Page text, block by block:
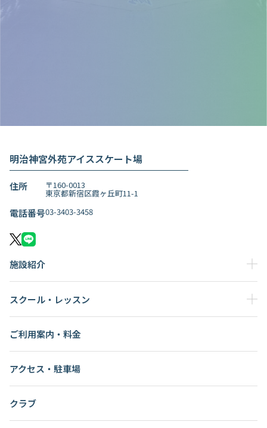
明治神宮外苑アイススケート場
住所 〒160-0013
東京都新宿区霞ヶ丘町11-1
電話番号03-3403-3458
施設紹介
スクール・レッスン
ご利用案内・料金
アクセス・駐車場
クラブ